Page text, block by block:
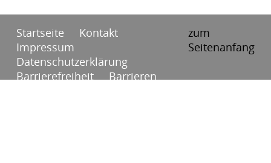
Startseite
Kontakt
Impressum
Datenschutzerklärung
Barrierefreiheit
Barrieren
zum
Seitenanfang